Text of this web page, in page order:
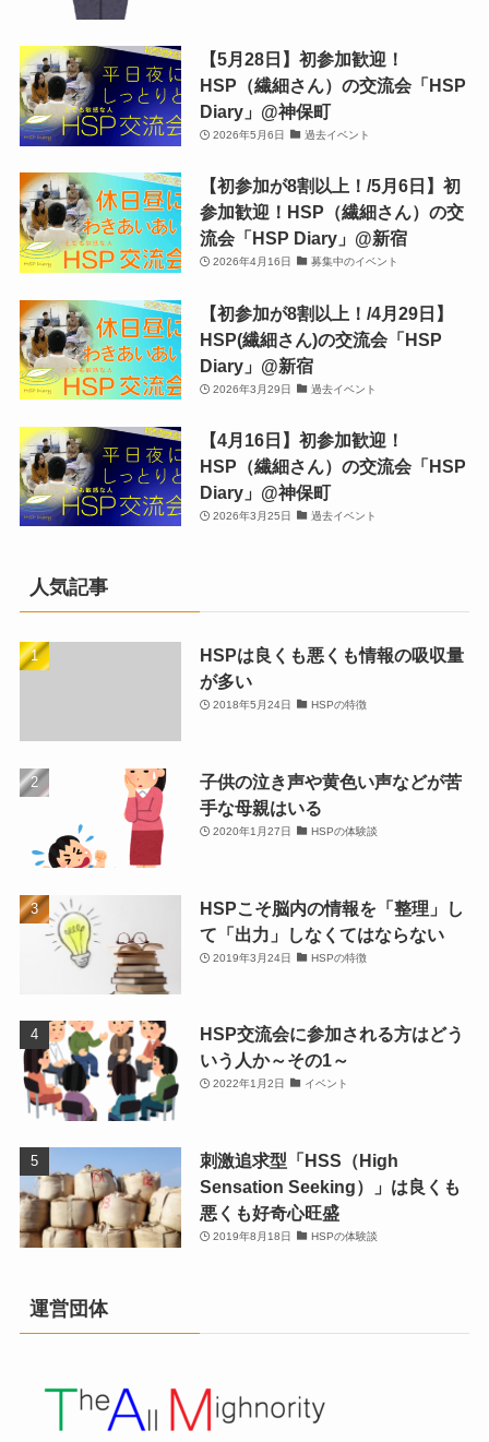
【5月28日】初参加歓迎！
HSP（繊細さん）の交流会「HSP
Diary」@神保町
2026年5月6日 過去イベント
【初参加が8割以上！/5月6日】初
参加歓迎！HSP（繊細さん）の交
流会「HSP Diary」@新宿
2026年4月16日 募集中のイベント
【初参加が8割以上！/4月29日】
HSP(繊細さん)の交流会「HSP
Diary」@新宿
2026年3月29日 過去イベント
【4月16日】初参加歓迎！
HSP（繊細さん）の交流会「HSP
Diary」@神保町
2026年3月25日 過去イベント
人気記事
HSPは良くも悪くも情報の吸収量
が多い
2018年5月24日 HSPの特徴
子供の泣き声や黄色い声などが苦
手な母親はいる
2020年1月27日 HSPの体験談
HSPこそ脳内の情報を「整理」し
て「出力」しなくてはならない
2019年3月24日 HSPの特徴
HSP交流会に参加される方はどう
いう人か～その1～
2022年1月2日 イベント
刺激追求型「HSS（High
Sensation Seeking）」は良くも
悪くも好奇心旺盛
2019年8月18日 HSPの体験談
運営団体